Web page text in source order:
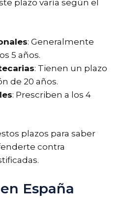
plazo varía según el
: Generalmente
5 años.
: Tienen un plazo
de 20 años.
: Prescriben a los 4
plazos para saber
contra
España